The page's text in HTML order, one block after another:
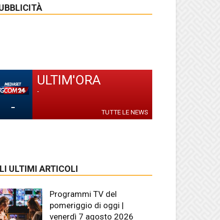
-
ULTIM'ORA
-
TUTTE LE NEWS
ULTIMI ARTICOLI
Programmi TV del
pomeriggio di oggi |
venerdì 7 agosto 2026